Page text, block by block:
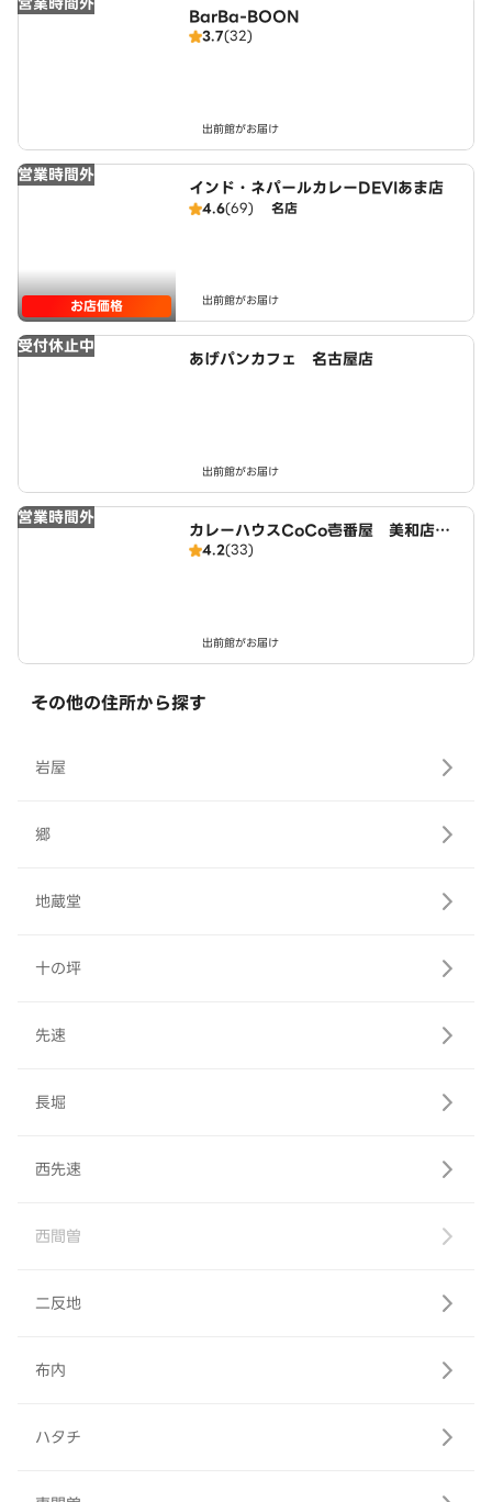
BarBa-BOON
3.7(32)
出前館がお届け
営業時間外
お店価格
インド・ネパールカレーDEVIあま店
4.6(69) 名店
出前館がお届け
受付休止中
あげパンカフェ 名古屋店
出前館がお届け
営業時間外
カレーハウスCoCo壱番屋 美和店（S
D）
4.2(33)
出前館がお届け
その他の住所から探す
岩屋
郷
地蔵堂
十の坪
先速
長堀
西先速
西間曽
二反地
布内
ハタチ